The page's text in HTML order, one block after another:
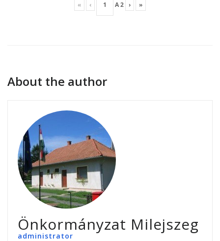
« ‹ A2 › »
About the author
Önkormányzat Milejszeg
administrator